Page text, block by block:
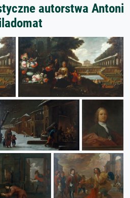
autorstwa Antoni